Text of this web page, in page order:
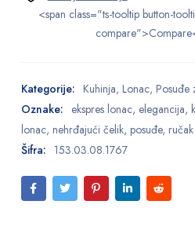
<span class="ts-tooltip button-
Kategorije: Kuhinja, Lonac, Posuđe
Oznake: ekspres lonac, elegancija,
lonac, nehrđajući čelik, posuđe, ručak
Šifra: 153.03.08.1767